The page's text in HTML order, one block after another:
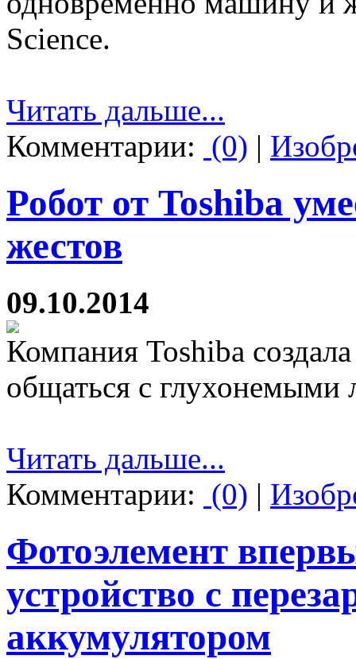
Science.
Читать дальше...
Комментарии: (0) |
Робот от Toshiba
жестов
09.10.2014
Компания Toshiba
общаться с
Читать дальше...
Комментарии: (0) |
Фотоэлемент
устройство с
аккумулятором